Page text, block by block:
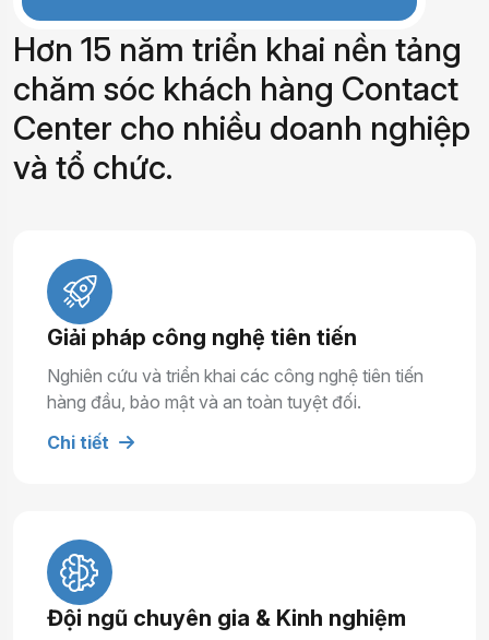
Hơn 15 năm triển khai nền tảng
chăm sóc khách hàng Contact
Center cho nhiều doanh nghiệp
và tổ chức.
Giải pháp công nghệ tiên tiến
Nghiên cứu và triển khai các công nghệ tiên tiến
hàng đầu, bảo mật và an toàn tuyệt đối.
Chi tiết
Đội ngũ chuyên gia & Kinh nghiệm